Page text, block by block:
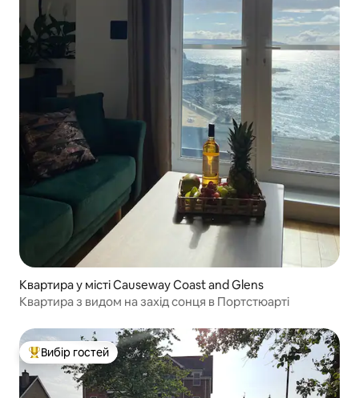
Квартира у місті Causeway Coast and Glens
Квартира з видом на захід сонця в Портстюарті
Топ вибір гостей
Вибір гостей